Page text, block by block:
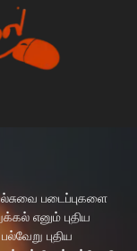
படைப்புகளை
எனும் புதிய
புதிய